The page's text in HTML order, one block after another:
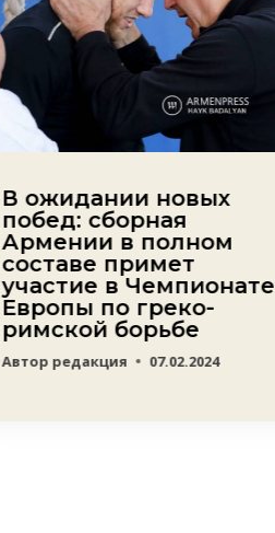
В ожидании новых
побед: сборная
Армении в полном
составе примет
участие в Чемпионате
Европы по греко-
римской борьбе
Автор редакция 07.02.2024